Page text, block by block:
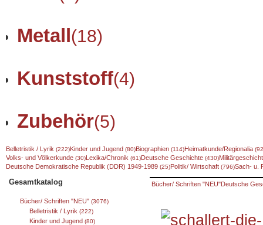
Metall(18)
Kunststoff(4)
Zubehör(5)
Belletristik / Lyrik (222)Kinder und Jugend (80)Biographien (114)Heimatkunde/Regionalia
Volks- und Völkerkunde (30)Lexika/Chronik (61)Deutsche Geschichte (430)
Deutsche Demokratische Republik (DDR) 1949-1989 (25)Politik/ Wirtschaft (796)Sach- u.
Gesamtkatalog
Bücher/ Schriften "NEU" (3076)
Belletristik / Lyrik (222)
Kinder und Jugend (80)
Bücher/ Schriften "NEU"Deutsche